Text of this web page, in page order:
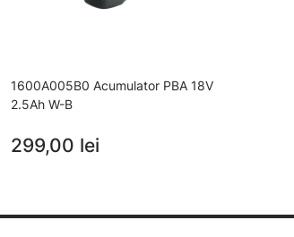
1600A005B0 Acumulator PBA 18V
2.5Ah W-B
299,00 lei